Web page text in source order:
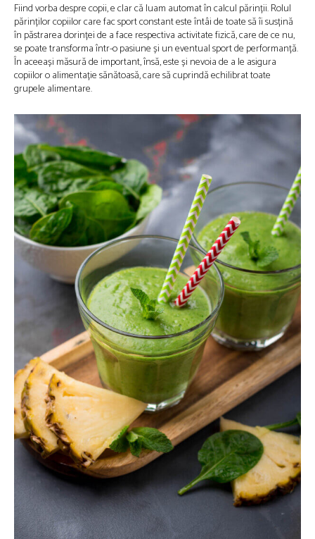
Fiind vorba despre copii, e clar că luam automat în calcul părinții. Rolul
părinților copiilor care fac sport constant este întâi de toate să îi susțină
în păstrarea dorinței de a face respectiva activitate fizică, care de ce nu,
se poate transforma într-o pasiune și un eventual sport de performanță.
În aceeași măsură de important, însă, este și nevoia de a le asigura
copiilor o alimentație sănătoasă, care să cuprindă echilibrat toate
grupele alimentare.